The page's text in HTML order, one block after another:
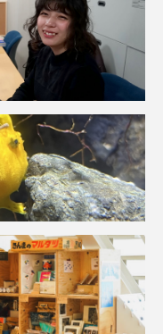
食文化
魚介類 魚卵
鰭脚類